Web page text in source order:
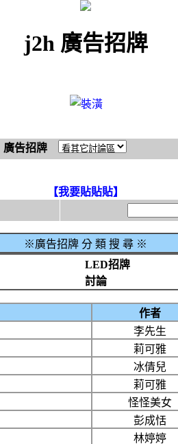
j2h 廣告招牌
廣告招牌
【我要貼貼貼】
※廣告招牌 分 類 搜 尋 ※
LED招牌
討論
作者
李先生
莉可雅
冰倩兒
莉可雅
怪怪美女
彭成恬
林婷婷